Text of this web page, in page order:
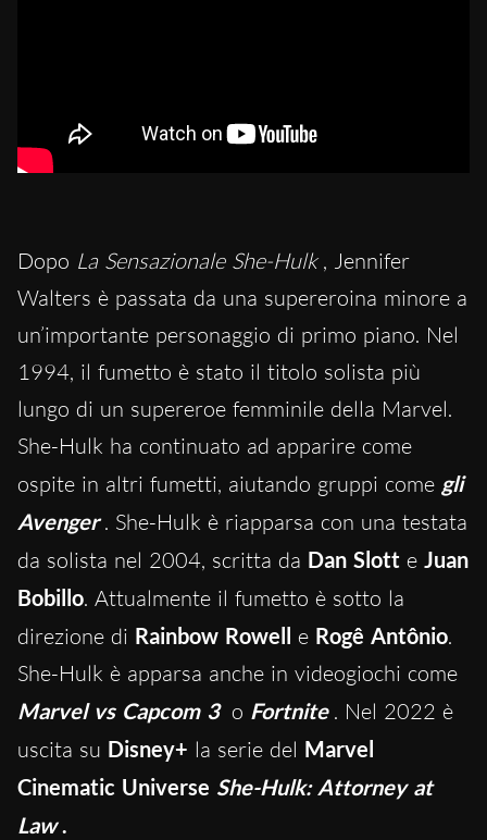
Dopo La Sensazionale She-Hulk , Jennifer
Walters è passata da una supereroina minore a
un’importante personaggio di primo piano. Nel
1994, il fumetto è stato il titolo solista più
lungo di un supereroe femminile della Marvel.
She-Hulk ha continuato ad apparire come
ospite in altri fumetti, aiutando gruppi come gli
Avenger . She-Hulk è riapparsa con una testata
da solista nel 2004, scritta da Dan Slott e Juan
Bobillo. Attualmente il fumetto è sotto la
direzione di Rainbow Rowell e Rogê Antônio.
She-Hulk è apparsa anche in videogiochi come
Marvel vs Capcom 3 o Fortnite . Nel 2022 è
uscita su Disney+ la serie del Marvel
Cinematic Universe She-Hulk: Attorney at
Law .